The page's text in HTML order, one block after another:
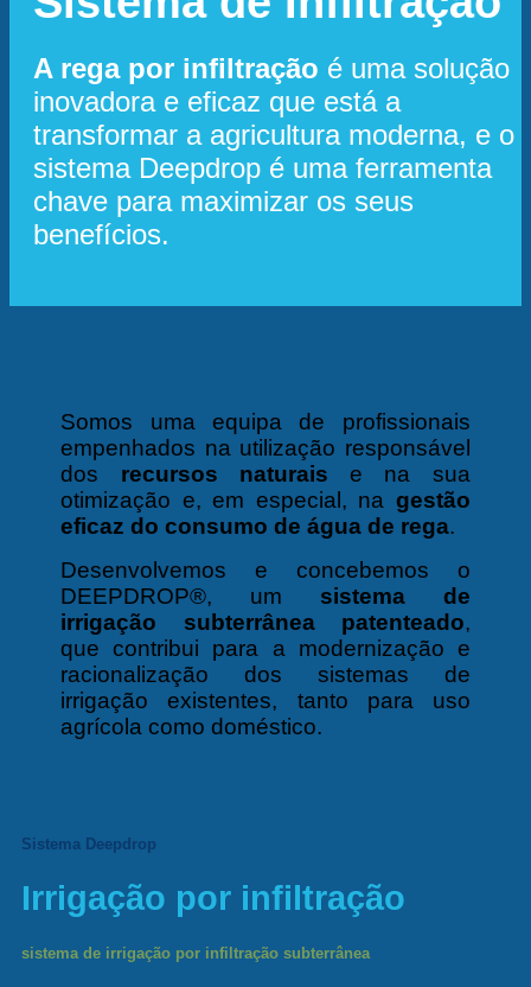
A rega por infiltração é uma solução
inovadora e eficaz que está a
transformar a agricultura moderna, e o
sistema Deepdrop é uma ferramenta
chave para maximizar os seus
benefícios.
Somos uma equipa de profissionais
empenhados na utilização responsável
dos recursos naturais e na sua
otimização e, em especial, na gestão
eficaz do consumo de água de rega.
Desenvolvemos e concebemos o
DEEPDROP®, um sistema de
irrigação subterrânea patenteado,
que contribui para a modernização e
racionalização dos sistemas de
irrigação existentes, tanto para uso
agrícola como doméstico.
Sistema Deepdrop
Irrigação por infiltração
sistema de irrigação por infiltração subterrânea